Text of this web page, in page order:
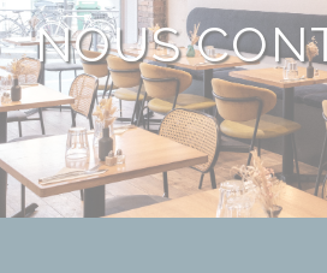
NOUS